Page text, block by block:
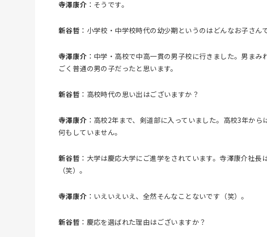
寺澤康介 ：そうです。
新谷哲 ：小学校・中学校時代の幼少期というのはどんなお子さん
寺澤康介 ：中学・高校で中高一貫の男子校に行きました。男まみ
ごく普通の男の子だったと思います。
新谷哲 ：高校時代の思い出はございますか？
寺澤康介 ：高校2年まで、剣道部に入っていました。高校3年か
何もしていません。
新谷哲 ：大学は慶応大学にご進学をされています。寺澤康介社
（笑）。
寺澤康介 ：いえいえいえ、全然そんなことないです（笑）。
新谷哲 ：慶応を選ばれた理由はございますか？